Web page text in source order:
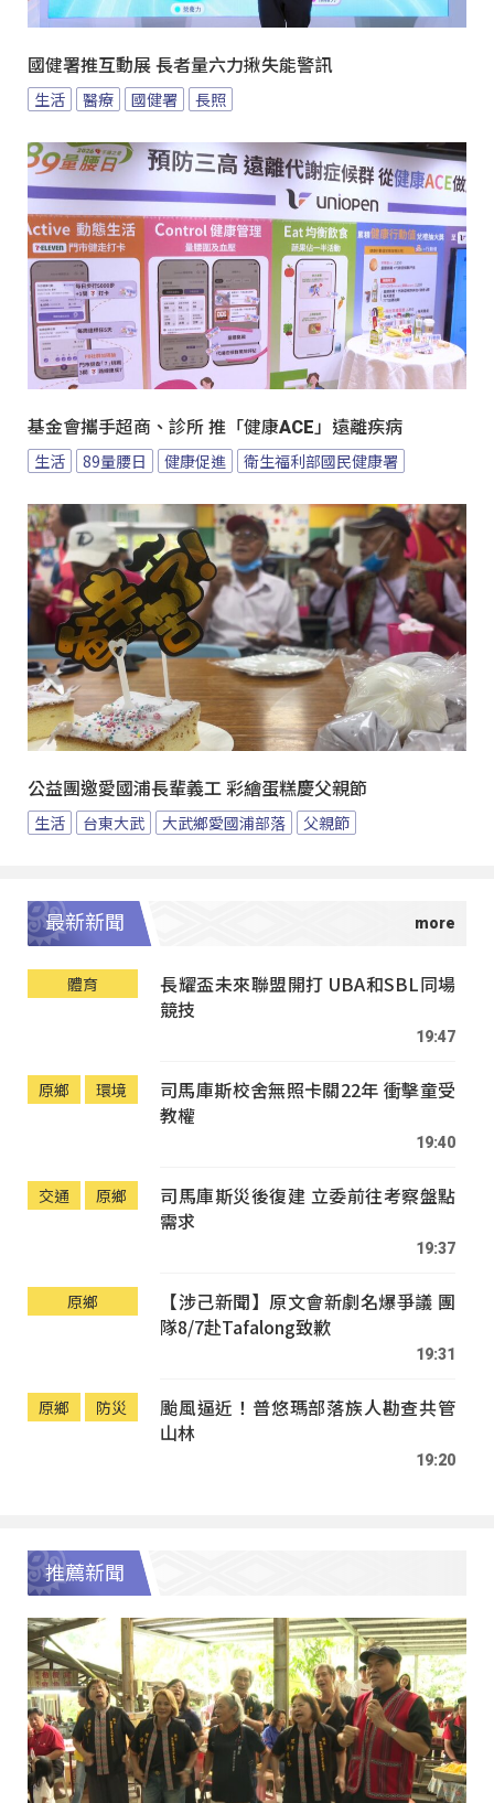
國健署推互動展 長者量六力揪失能警訊
生活 醫療 國健署 長照
基金會攜手超商、診所 推「健康ACE」遠離疾病
生活 89量腰日 健康促進 衛生福利部國民健康署
公益團邀愛國浦長輩義工 彩繪蛋糕慶父親節
生活 台東大武 大武鄉愛國浦部落 父親節
最新新聞
體育
長耀盃未來聯盟開打 UBA和SBL同場
競技
19:47
原鄉 環境
司馬庫斯校舍無照卡關22年 衝擊童受
教權
19:40
交通 原鄉
司馬庫斯災後復建 立委前往考察盤點
需求
19:37
原鄉
【涉己新聞】原文會新劇名爆爭議 團
隊8/7赴Tafalong致歉
19:31
原鄉 防災
颱風逼近！普悠瑪部落族人勘查共管
山林
19:20
推薦新聞